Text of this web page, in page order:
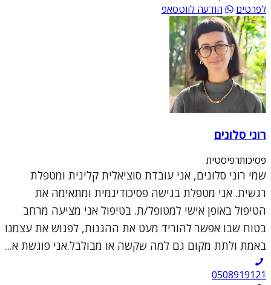
לפרטים
הודעה לווטסאפ
רוני סלונים
פסיכותרפיסטית
שמי רוני סלונים, אני עובדת סוציאלית קלינית ומטפלת
רגשית. אני מטפלת בגישה פסיכודינמית ומתאימה את
הטיפול באופן אישי למטופל/ת. בטיפול אני מציעה מרחב
בטוח שבו אפשר להוריד מעט את ההגנות, לפגוש את עצמנו
באמת ולתת מקום גם למה שקשה או מבולבל.אני פוגשת א...
0508919121